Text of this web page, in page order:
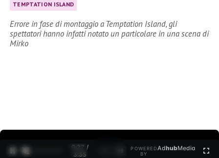
TEMPTATION ISLAND
Errore in fase di montaggio a Temptation Island, gli
spettatori hanno infatti notato un particolare in una scena di
Mirko
0:28 /
3:35
POWERED
BY
AdhubMedia